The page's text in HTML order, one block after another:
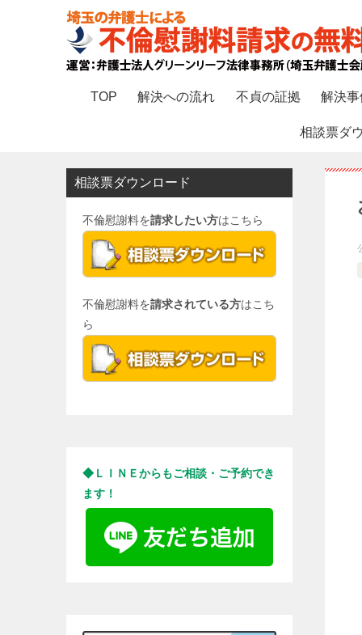
TOP 解決への流れ 不貞の証拠 解決事
相談票ダ
相談票ダウンロード
不倫慰謝料を請求したい方はこちら
不倫慰謝料を請求されている方はこち
ら
◆ＬＩＮＥからもご相談・ご予約でき
ます！